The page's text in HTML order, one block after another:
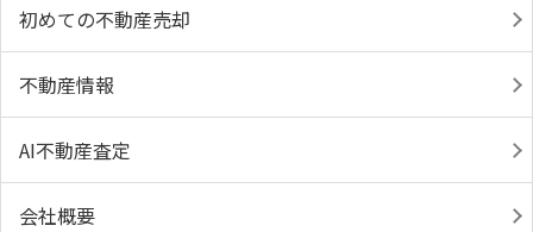
初めての不動産売却
不動産情報
AI不動産査定
会社概要